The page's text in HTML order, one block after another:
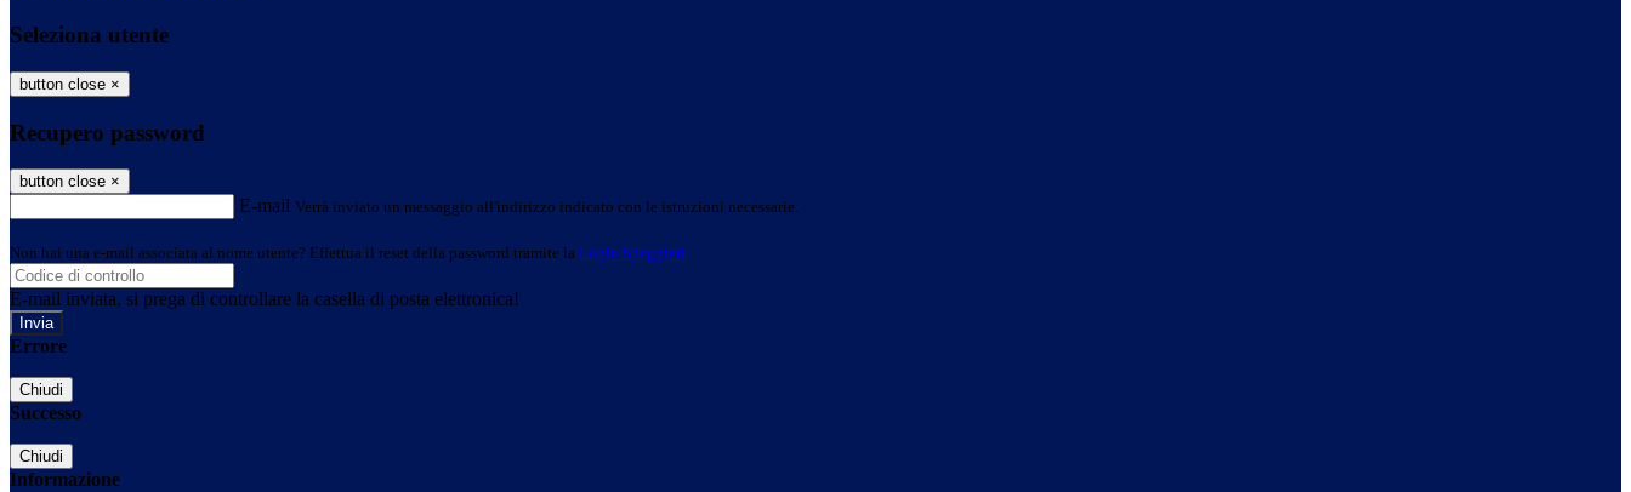
Seleziona utente
button close ×
Recupero password
button close ×
E-mail Verrà inviato un messaggio all'indirizzo indicato con le istruzioni necessarie.
Non hai una e-mail associata al nome utente? Effettua il reset della password tramite la Login Spaggiari
E-mail inviata, si prega di controllare la casella di posta elettronica!
Errore
Chiudi
Successo
Chiudi
Informazione